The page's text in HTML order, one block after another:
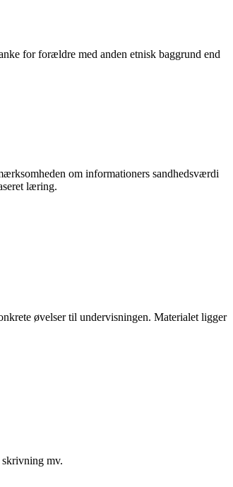
for forældre med anden etnisk baggrund end
om informationers sandhedsværdi
læring.
øvelser til undervisningen. Materialet ligger
mv.